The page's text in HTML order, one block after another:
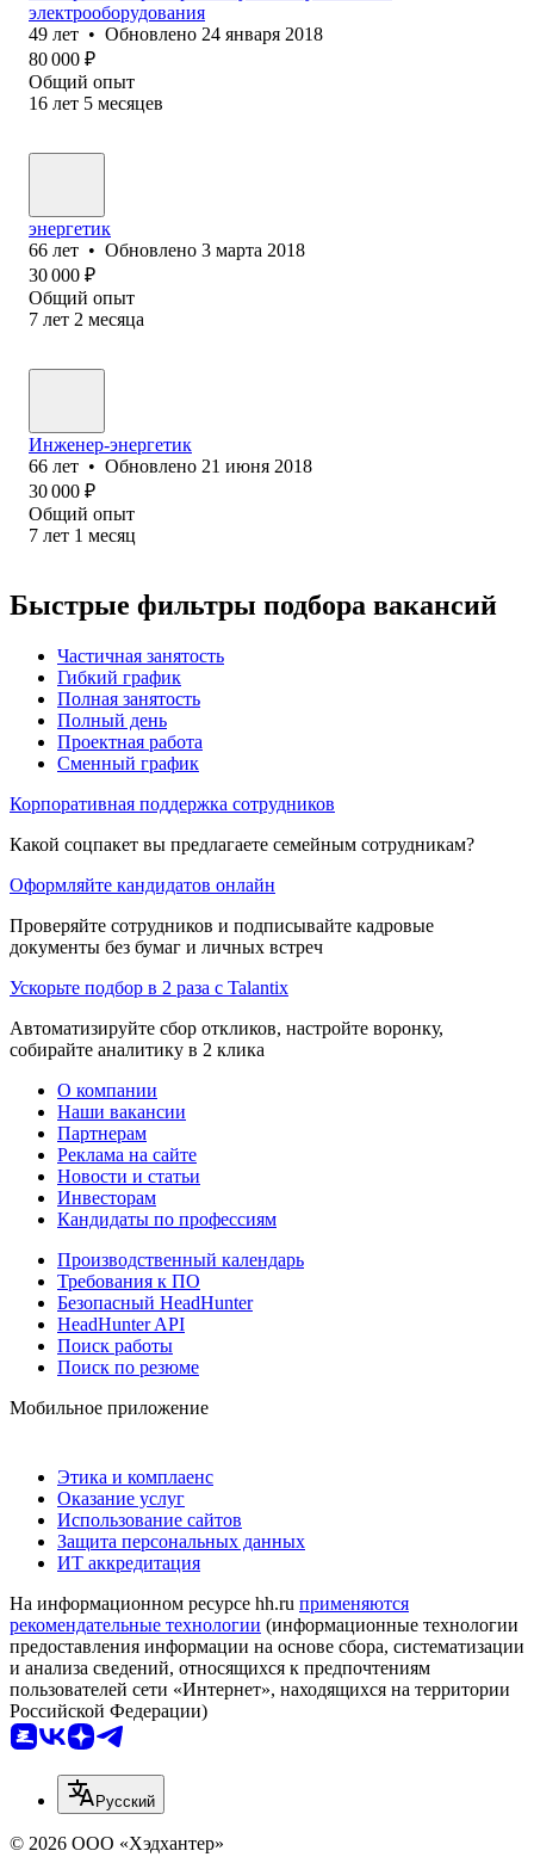
электрооборудования
49 лет • Обновлено 24 января 2018
80 000 ₽
Общий опыт
16 лет 5 месяцев
энергетик
66 лет • Обновлено 3 марта 2018
30 000 ₽
Общий опыт
7 лет 2 месяца
Инженер-энергетик
66 лет • Обновлено 21 июня 2018
30 000 ₽
Общий опыт
7 лет 1 месяц
Быстрые фильтры подбора вакансий
Частичная занятость
Гибкий график
Полная занятость
Полный день
Проектная работа
Сменный график
Корпоративная поддержка сотрудников
Какой соцпакет вы предлагаете семейным сотрудникам?
Оформляйте кандидатов онлайн
Проверяйте сотрудников и подписывайте кадровые
документы без бумаг и личных встреч
Ускорьте подбор в 2 раза с Talantix
Автоматизируйте сбор откликов, настройте воронку,
собирайте аналитику в 2 клика
О компании
Наши вакансии
Партнерам
Реклама на сайте
Новости и статьи
Инвесторам
Кандидаты по профессиям
Производственный календарь
Требования к ПО
Безопасный HeadHunter
HeadHunter API
Поиск работы
Поиск по резюме
Мобильное приложение
Этика и комплаенс
Оказание услуг
Использование сайтов
Защита персональных данных
ИТ аккредитация
На информационном ресурсе hh.ru применяются
рекомендательные технологии (информационные технологии
предоставления информации на основе сбора, систематизации
и анализа сведений, относящихся к предпочтениям
пользователей сети «Интернет», находящихся на территории
Российской Федерации)
Русский
© 2026 ООО «Хэдхантер»